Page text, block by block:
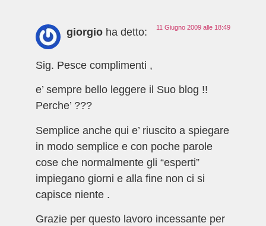
giorgio ha detto: 11 Giugno 2009 alle 18:49
Sig. Pesce complimenti ,
e’ sempre bello leggere il Suo blog !!
Perche’ ???
Semplice anche qui e’ riuscito a spiegare
in modo semplice e con poche parole
cose che normalmente gli “esperti”
impiegano giorni e alla fine non ci si
capisce niente .
Grazie per questo lavoro incessante per